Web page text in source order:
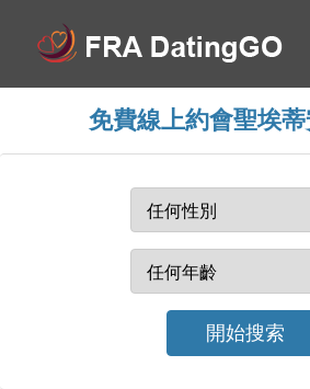
免費線上約會聖埃